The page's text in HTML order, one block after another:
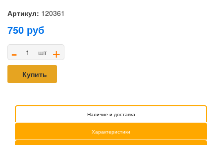
Артикул: 120361
750 руб
- шт +
Купить
Наличие и доставка
Характеристики